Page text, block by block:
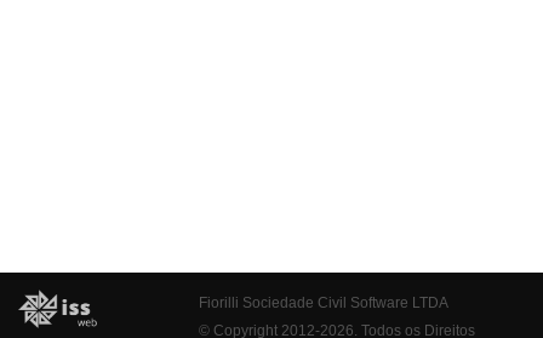
Fiorilli Sociedade Civil Software LTDA
© Copyright 2012-2026. Todos os Direitos